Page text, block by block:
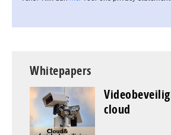
Whitepapers
cloud